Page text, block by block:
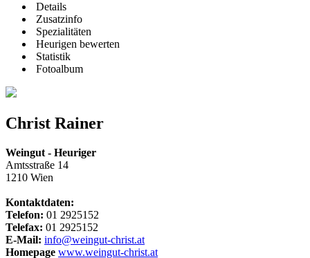
Details
Zusatzinfo
Spezialitäten
Heurigen bewerten
Statistik
Fotoalbum
Christ Rainer
Weingut - Heuriger
Amtsstraße 14
1210 Wien
Kontaktdaten:
Telefon: 01 2925152
Telefax: 01 2925152
E-Mail: info@weingut-christ.at
Homepage www.weingut-christ.at